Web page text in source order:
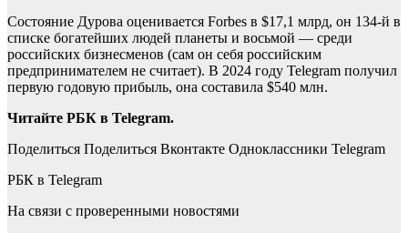
Состояние Дурова оценивается Forbes в $17,1 млрд, он 134-й в
списке богатейших людей планеты и восьмой — среди
российских бизнесменов (сам он себя российским
предпринимателем не считает). В 2024 году Telegram получил
первую годовую прибыль, она составила $540 млн.
Читайте РБК в Telegram.
Поделиться Поделиться Вконтакте Одноклассники Telegram
РБК в Telegram
На связи с проверенными новостями